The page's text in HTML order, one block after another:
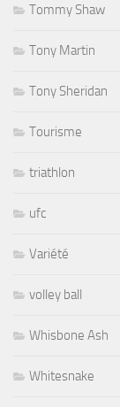
Tommy Shaw
Tony Martin
Tony Sheridan
Tourisme
triathlon
ufc
Variété
volley ball
Whisbone Ash
Whitesnake